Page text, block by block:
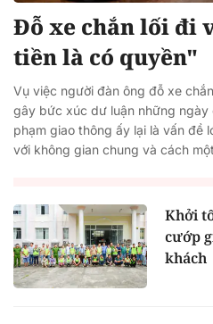
Đỗ xe chắn lối đi
tiền là có quyền"
Vụ việc người đàn ông đỗ xe
gây bức xúc dư luận những ngày
phạm giao thông ấy lại là vấn đề
với không gian chung và cách
Khởi
cướp
khách